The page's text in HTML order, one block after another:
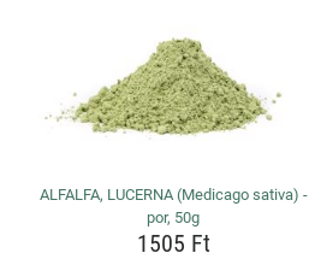
ALFALFA, LUCERNA (Medicago sativa) -
por, 50g
1505 Ft